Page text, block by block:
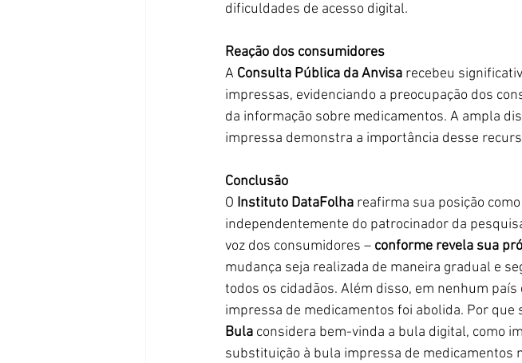
dificuldades de acesso digital.
Reação dos consumidores
A Consulta Pública da Anvisa recebeu
impressas, evidenciando a preocupação dos
da informação sobre medicamentos. A ampla
impressa demonstra a importância desse
Conclusão
O Instituto DataFolha reafirma sua posição
independentemente do patrocinador da
voz dos consumidores – conforme revela sua
mudança seja realizada de maneira gradual e
todos os cidadãos. Além disso, em nenhum
impressa de medicamentos foi abolida. Por que
Bula considera bem-vinda a bula digital, como
substituição à bula impressa de medicamentos